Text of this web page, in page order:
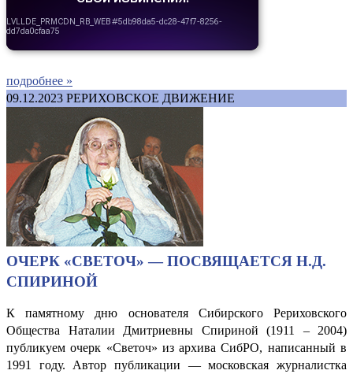
подробнее »
09.12.2023 РЕРИХОВСКОЕ ДВИЖЕНИЕ
ОЧЕРК «СВЕТОЧ» — ПОСВЯЩАЕТСЯ Н.Д.
СПИРИНОЙ
К памятному дню основателя Сибирского Рериховского
Общества Наталии Дмитриевны Спириной (1911 – 2004)
публикуем очерк «Светоч» из архива СибРО, написанный в
1991 году. Автор публикации — московская журналистка